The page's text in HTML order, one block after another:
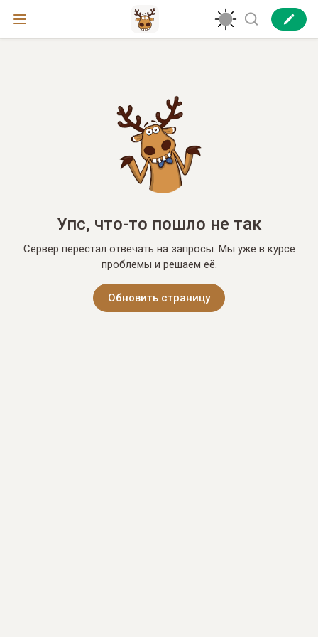
Упс, что-то пошло не так
Сервер перестал отвечать на запросы. Мы уже в курсе
проблемы и решаем её.
Обновить страницу